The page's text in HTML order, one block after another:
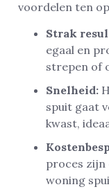
voordelen ten
Strak
egaal en
strepen of
Snelheid:
spuit gaat
kwast,
proces zijn
woning